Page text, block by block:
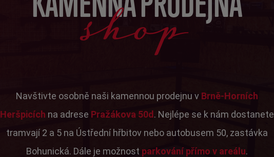
shop
Navštivte osobně naši kamennou prodejnu v Brně-Horních
Heršpicích na adrese Pražákova 50d. Nejlépe se k nám dostanete
tramvají 2 a 5 na Ústřední hřbitov nebo autobusem 50, zastávka
Bohunická. Dále je možnost parkování přímo v areálu.